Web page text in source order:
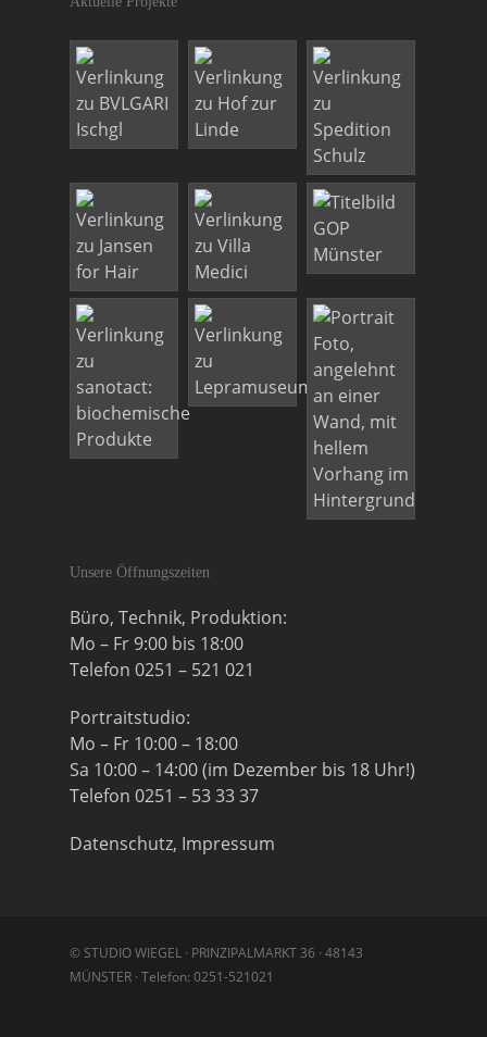
Unsere Öffnungszeiten
Büro, Technik, Produktion:
Mo – Fr 9:00 bis 18:00
Telefon 0251 – 521 021
Portraitstudio:
Mo – Fr 10:00 – 18:00
Sa 10:00 – 14:00 (im Dezember bis 18 Uhr!)
Telefon 0251 – 53 33 37
Datenschutz, Impressum
© STUDIO WIEGEL · PRINZIPALMARKT 36 · 48143
MÜNSTER · Telefon: 0251-521021